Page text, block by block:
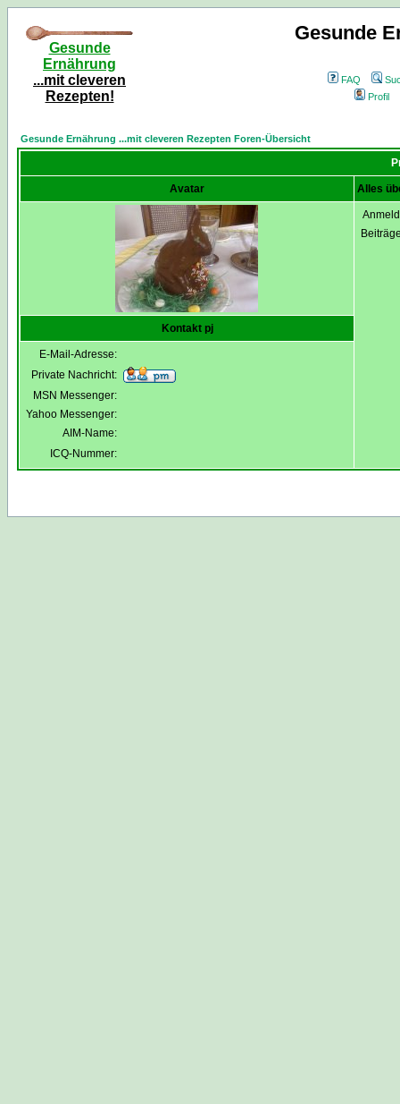
Gesunde
Ernährung
...mit cleveren
Rezepten!
Gesunde
FAQ
Profil
Gesunde Ernährung ...mit cleveren Rezepten Foren-Übersicht
Avatar Alles
Kontakt pj
E-Mail-Adresse:
Private Nachricht:
MSN Messenger:
Yahoo Messenger:
AIM-Name:
ICQ-Nummer: